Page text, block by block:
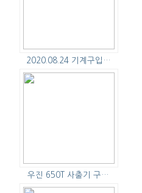
2020.08.24 기계구입…
우진 650T 사출기 구…